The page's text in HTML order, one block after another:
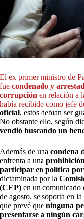
El ex primer ministro de
fue condenado y
corrupción en relación a
había recibido como jefe
oficial, estos debían ser
No obstante ello, según
vendió buscando un
Además de una condena
enfrenta a una
participar en política por
dictaminada por la
(CEP) en un comunicado
de agosto, se soporta en la
que prevé que ninguna
presentarse a ningún